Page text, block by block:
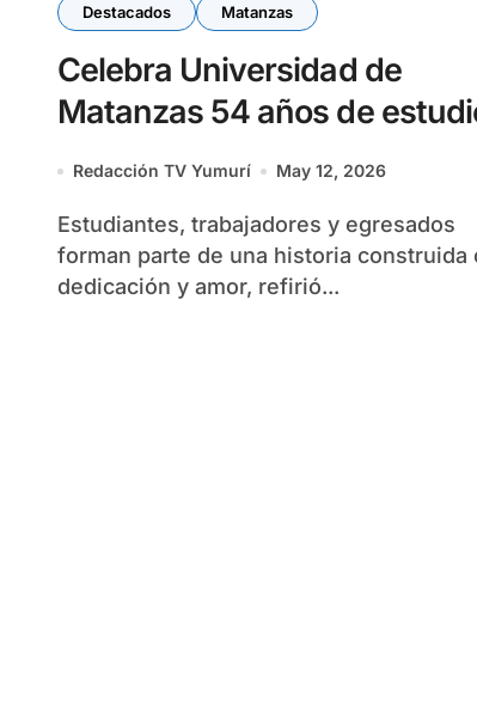
Destacados Matanzas
Celebra Universidad de
Matanzas 54 años de
enseñanza y amor
Redacción TV Yumurí May 12, 2026
Estudiantes, trabajadores y egresados
forman parte de una historia construida
dedicación y amor, refirió...